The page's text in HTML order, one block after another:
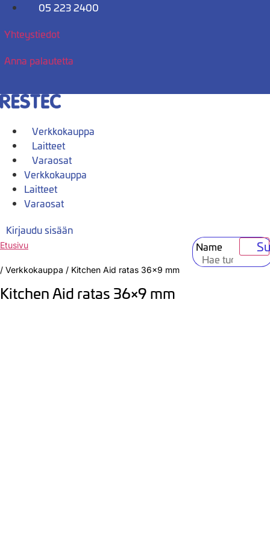
Mene
05 223 2400
Yhteystiedot
Anna palautetta
Verkkokauppa
Laitteet
Varaosat
Verkkokauppa
Laitteet
Varaosat
Kirjaudu sisään
Name
Etusivu
/ Verkkokauppa / Kitchen Aid ratas 36×9 mm
Kitchen Aid ratas 36×9 mm